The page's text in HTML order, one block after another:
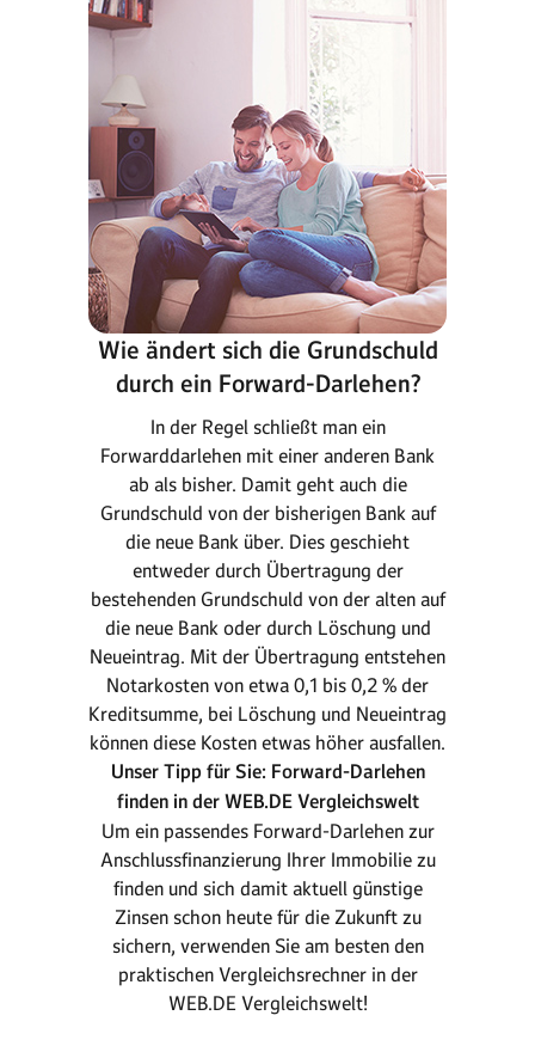
Wie ändert sich die Grundschuld
durch ein Forward-Darlehen?
In der Regel schließt man ein
Forwarddarlehen mit einer anderen Bank
ab als bisher. Damit geht auch die
Grundschuld von der bisherigen Bank auf
die neue Bank über. Dies geschieht
entweder durch Übertragung der
bestehenden Grundschuld von der alten auf
die neue Bank oder durch Löschung und
Neueintrag. Mit der Übertragung entstehen
Notarkosten von etwa 0,1 bis 0,2 % der
Kreditsumme, bei Löschung und Neueintrag
können diese Kosten etwas höher ausfallen.
Unser Tipp für Sie: Forward-Darlehen
finden in der WEB.DE Vergleichswelt
Um ein passendes Forward-Darlehen zur
Anschlussfinanzierung Ihrer Immobilie zu
finden und sich damit aktuell günstige
Zinsen schon heute für die Zukunft zu
sichern, verwenden Sie am besten den
praktischen Vergleichsrechner in der
WEB.DE Vergleichswelt!